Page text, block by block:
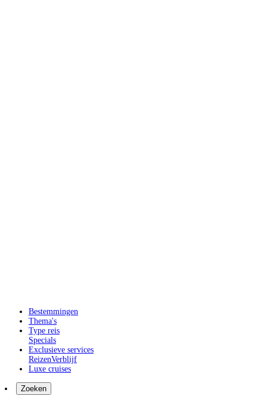
Bestemmingen
Thema's
Type reis
Specials
Exclusieve services
ReizenVerblijf
Luxe cruises
Zoeken